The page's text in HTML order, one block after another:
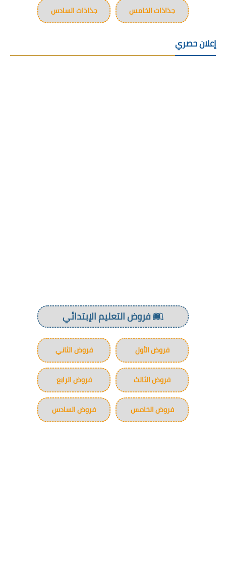
جذاذات الخامس جذاذات السادس
إعلان حصري
فروض التعليم الإبتدائي
فروض الأول فروض الثاني
فروض الثالث فروض الرابع
فروض الخامس فروض السادس